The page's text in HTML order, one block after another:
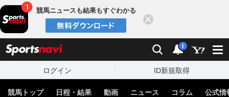
競馬ニュースも結果もすぐわかる
検索 通知
i
ログイン ID新規取得
競馬トップ 日程・結果 動画 ニュース コラム 公式情